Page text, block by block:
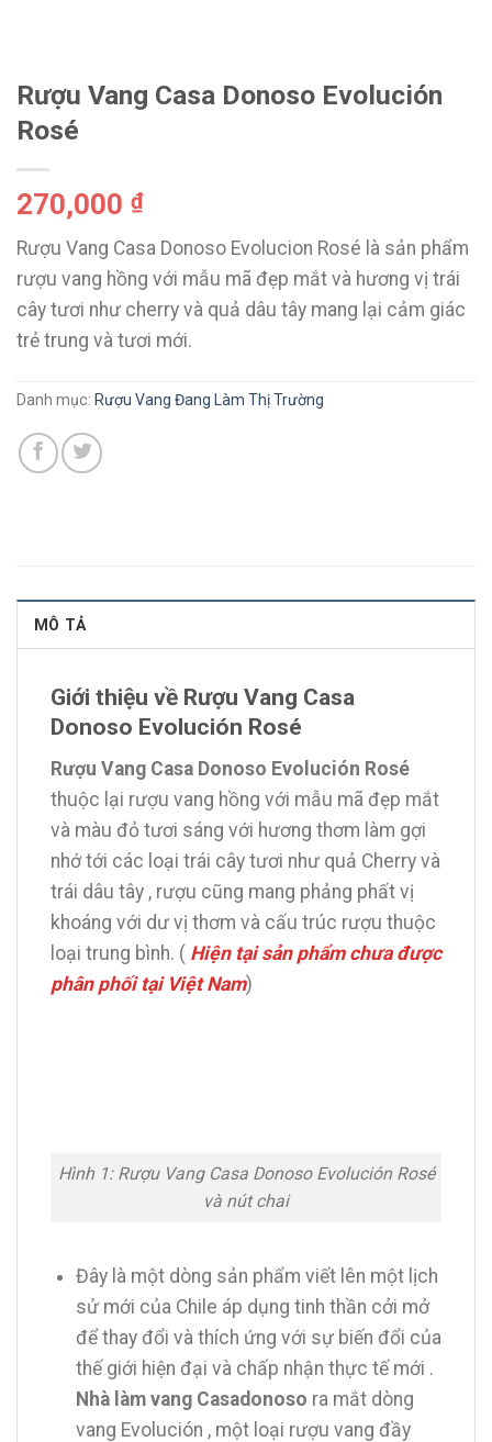
Rượu Vang Casa Donoso Evolución
Rosé
270,000 ₫
Rượu Vang Casa Donoso Evolucion Rosé là sản phẩm
rượu vang hồng với mẫu mã đẹp mắt và hương vị trái
cây tươi như cherry và quả dâu tây mang lại cảm giác
trẻ trung và tươi mới.
Danh mục: Rượu Vang Đang Làm Thị Trường
MÔ TẢ
Giới thiệu về Rượu Vang Casa
Donoso Evolución Rosé
Rượu Vang Casa Donoso Evolución Rosé
thuộc lại rượu vang hồng với mẫu mã đẹp mắt
và màu đỏ tươi sáng với hương thơm làm gợi
nhớ tới các loại trái cây tươi như quả Cherry và
trái dâu tây , rượu cũng mang phảng phất vị
khoáng với dư vị thơm và cấu trúc rượu thuộc
loại trung bình. ( Hiện tại sản phẩm chưa được
phân phối tại Việt Nam)
Hình 1: Rượu Vang Casa Donoso Evolución Rosé
và nút chai
Đây là một dòng sản phẩm viết lên một lịch
sử mới của Chile áp dụng tinh thần cởi mở
để thay đổi và thích ứng với sự biến đổi của
thế giới hiện đại và chấp nhận thực tế mới .
Nhà làm vang Casadonoso ra mắt dòng
vang Evolución , một loại rượu vang đầy